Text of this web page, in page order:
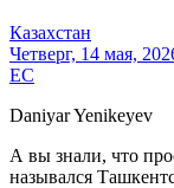
Казахстан
Четверг, 14 мая,
EC
Daniyar Yenikeyev
А вы знали, что
назывался